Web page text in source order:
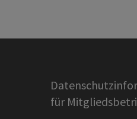
für